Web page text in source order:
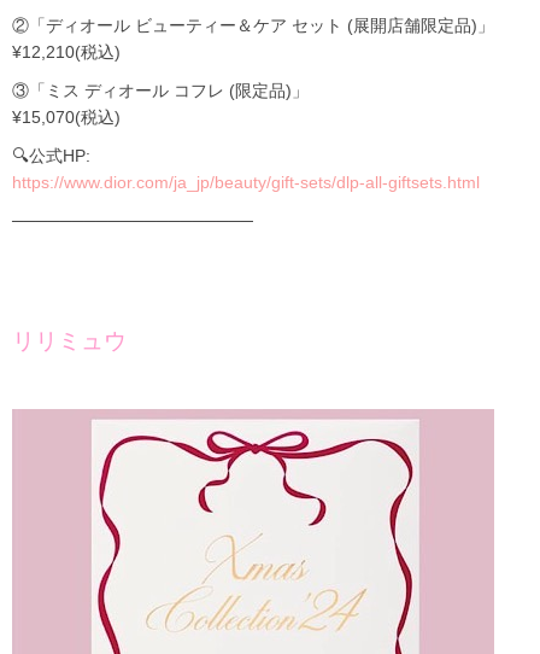
②「ディオール ビューティー＆ケア セット (展開店舗限定品)」
¥12,210(税込)
③「ミス ディオール コフレ (限定品)」
¥15,070(税込)
🔍公式HP:
https://www.dior.com/ja_jp/beauty/gift-sets/dlp-all-giftsets.html
────────────────────
リリミュウ